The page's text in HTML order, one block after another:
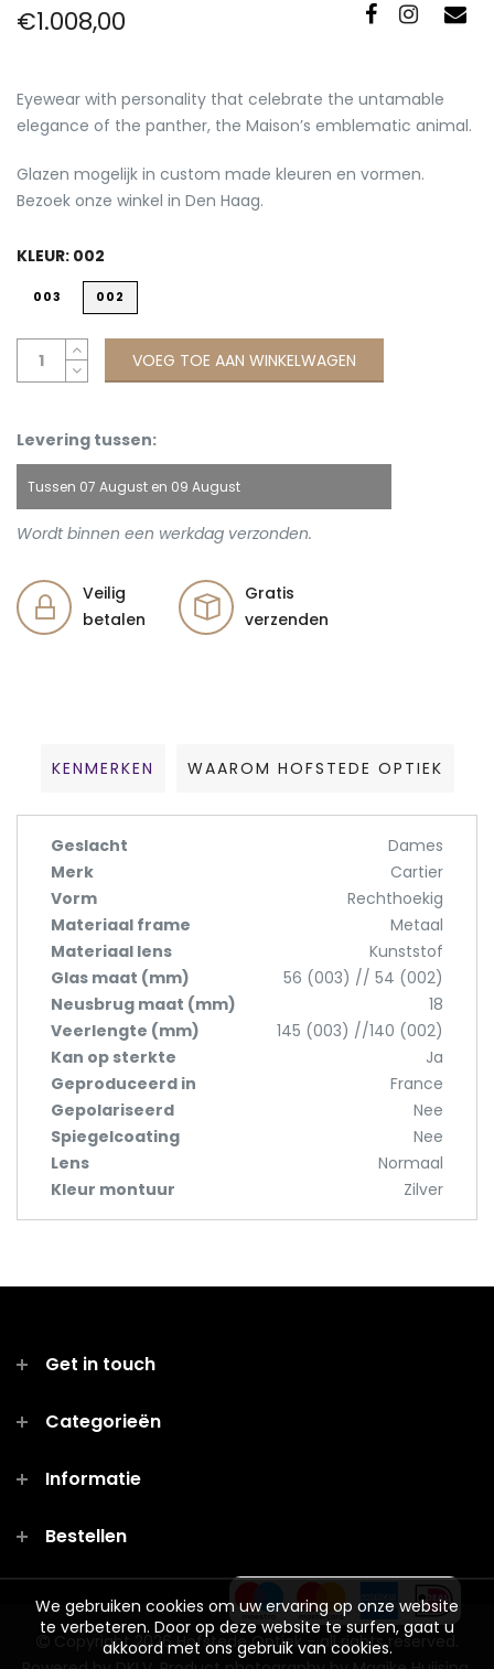
€1.008,00
Eyewear with personality that celebrate the untamable
elegance of the panther, the Maison’s emblematic animal.
Glazen mogelijk in custom made kleuren en vormen.
Bezoek onze winkel in Den Haag.
KLEUR: 002
003 002
VOEG TOE AAN WINKELWAGEN
Levering tussen:
Tussen 07 August en 09 August
Wordt binnen een werkdag verzonden.
Veilig
betalen
Gratis
verzenden
KENMERKEN WAAROM HOFSTEDE OPTIEK
Geslacht
Dames
Merk
Cartier
Vorm
Rechthoekig
Materiaal frame
Metaal
Materiaal lens
Kunststof
Glas maat (mm)
56 (003) // 54 (002)
Neusbrug maat (mm)
18
Veerlengte (mm)
145 (003) //140 (002)
Kan op sterkte
Ja
Geproduceerd in
France
Gepolariseerd
Nee
Spiegelcoating
Nee
Lens
Normaal
Kleur montuur
Zilver
Get in touch
Categorieën
Informatie
Bestellen
Copyright 2026 Hofstede Optiek - all rights reserved.
We gebruiken cookies om uw ervaring op onze website
te verbeteren. Door op deze website te surfen, gaat u
akkoord met ons gebruik van cookies.